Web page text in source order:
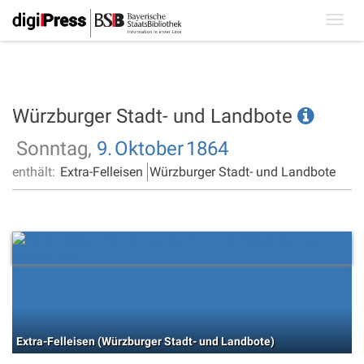
Würzburger Stadt- und Landbote
Sonntag, 9.Oktober1864
enthält: Extra-Felleisen Würzburger Stadt- und Landbote
Extra-Felleisen (Würzburger Stadt- und Landbote)